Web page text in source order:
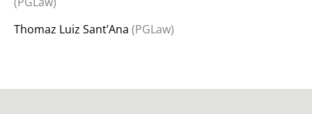
Thomaz Luiz Sant’Ana (PGLaw)